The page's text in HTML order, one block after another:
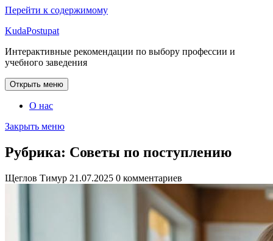
Перейти к содержимому
KudaPostupat
Интерактивные рекомендации по выбору профессии и
учебного заведения
Открыть меню
О нас
Закрыть меню
Рубрика: Советы по поступлению
Щеглов Тимур 21.07.2025 0 комментариев